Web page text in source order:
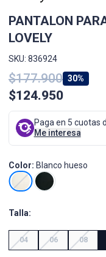
PANTALON
LOVELY
SKU: 836924
$177.900 30%
$124.950
Paga en 5 cuotas
Me interesa
Color: Blanco hueso
Talla:
04 06 08